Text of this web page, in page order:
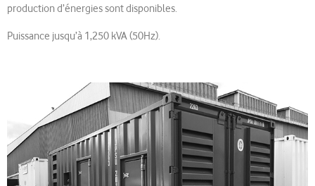
production d’énergies sont disponibles.
Puissance jusqu’à 1,250 kVA (50Hz).